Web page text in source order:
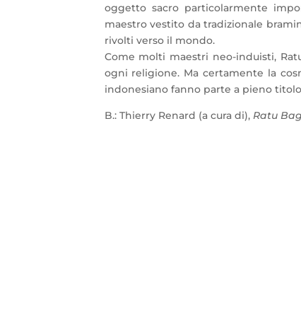
oggetto sacro particolarmente
maestro vestito da tradizionale
rivolti verso il mondo.
Come molti maestri neo-induisti,
ogni religione. Ma certamente la
indonesiano fanno parte a pieno
B.: Thierry Renard (a cura di), Ratu